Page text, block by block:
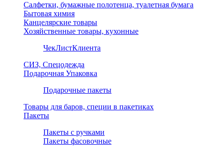
Салфетки, бумажные полотенца, туалетная бумага
Бытовая химия
Канцелярские товары
Хозяйственные товары, кухонные
ЧекЛистКлиента
СИЗ, Спецодежда
Подарочная Упаковка
Подарочные пакеты
Товары для баров, специи в пакетиках
Пакеты
Пакеты с ручками
Пакеты фасовочные